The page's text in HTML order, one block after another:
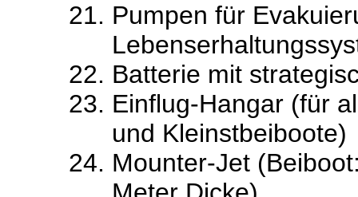
Pumpen für
Batterie mit
Einflug-Hangar (für
und Kleinstbeiboote)
Mounter-Jet